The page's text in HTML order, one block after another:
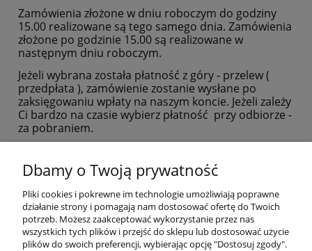
Zamówienia złożone w dniu roboczym do godziny
15.00 realizowane są tego samego dnia. Zamówienia
złożone po godzinie 15.00 są realizowane w
następnym dniu roboczym.
Jeżeli wybrana została płatność z góry - przelew (
przedpłata ), zamówienie zostanie wysłane po
zaksięgowaniu wpłaty na naszym koncie. Jeżeli zależy
Ci bardzo na czasie wybierz płatność przy odbiorze -
za pobraniem.
Pomoc
Moje konto
Dbamy o Twoją prywatność
Pliki cookies i pokrewne im technologie umożliwiają poprawne
działanie strony i pomagają nam dostosować ofertę do Twoich
potrzeb. Możesz zaakceptować wykorzystanie przez nas
wszystkich tych plików i przejść do sklepu lub dostosować użycie
plików do swoich preferencji, wybierając opcję "Dostosuj zgody".